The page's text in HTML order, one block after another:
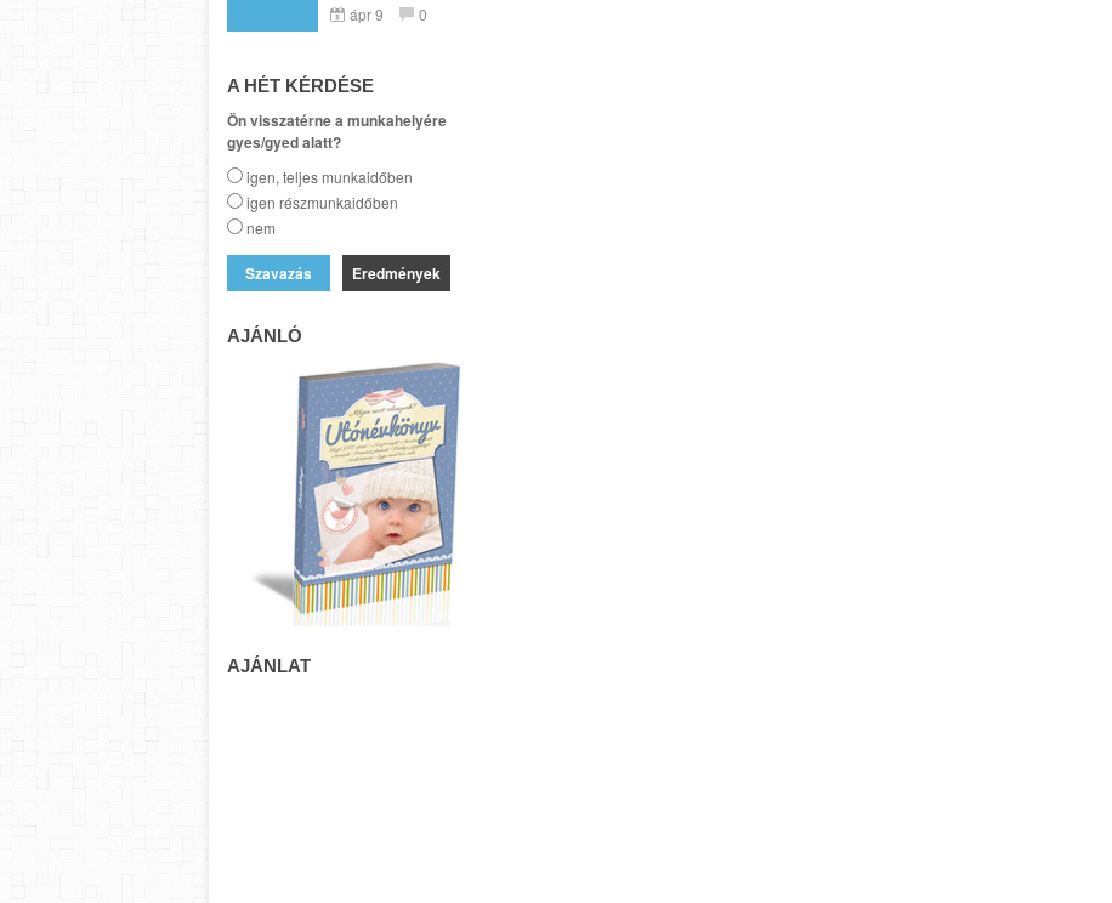
ápr 9 0
A HÉT KÉRDÉSE
Ön visszatérne a munkahelyére
gyes/gyed alatt?
igen, teljes munkaidőben
igen részmunkaidőben
nem
Eredmények
AJÁNLÓ
AJÁNLAT